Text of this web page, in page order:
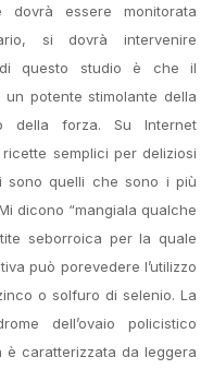
dovrà essere monitorata
si dovrà intervenire
di questo studio è che il
potente stimolante della
della forza. Su Internet
semplici per deliziosi
sono quelli che sono i più
dicono “mangiala qualche
seborroica per la quale
può porevedere l’utilizzo
o solfuro di selenio. La
dell’ovaio policistico
è caratterizzata da leggera